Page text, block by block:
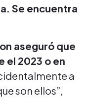
Se encuentra
aseguró que
el 2023 o en
a
son ellos”,